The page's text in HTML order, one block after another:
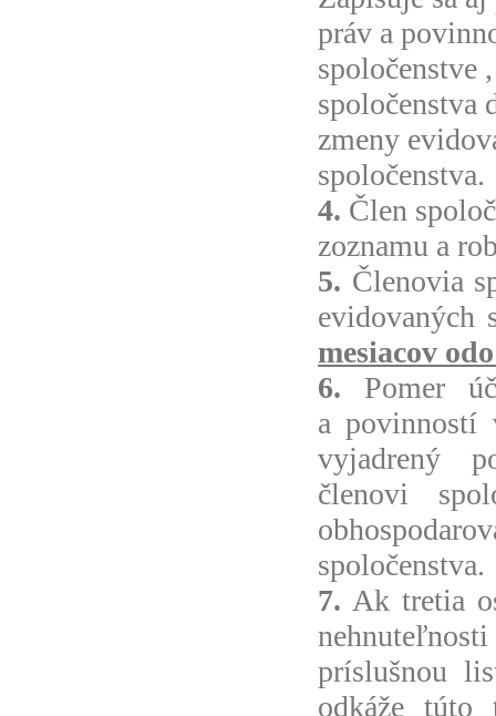
práv a
spoločenstve ,
spoločenstva
zmeny
spoločenstva.
4. Člen
zoznamu a
5. Členovia
evidovaných
mesiacov
6. Pomer
a povinností
vyjadrený
členovi
spoločenstva.
7. Ak tretia
príslušnou
odkáže túto